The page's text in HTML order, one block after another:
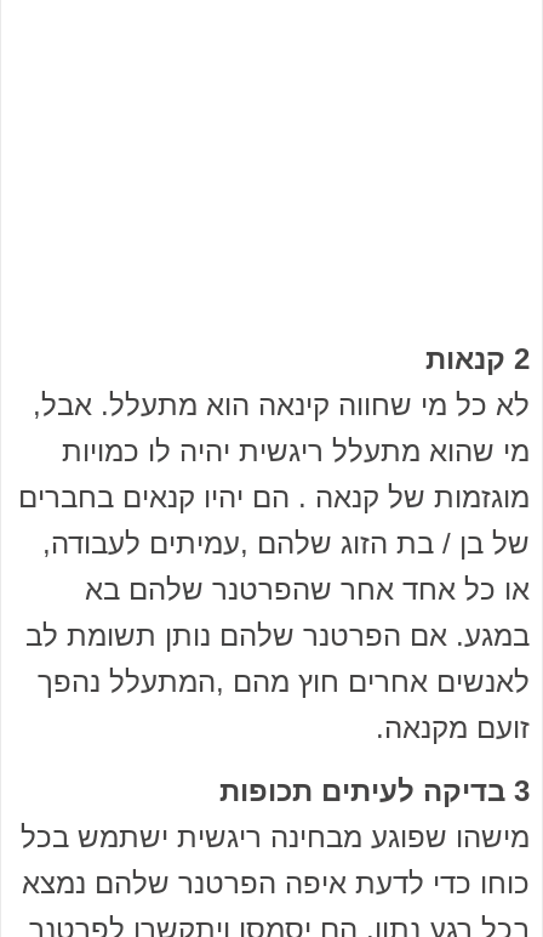
2 קנאות
לא כל מי שחווה קינאה הוא מתעלל. אבל,
מי שהוא מתעלל ריגשית יהיה לו כמויות
מוגזמות של קנאה . הם יהיו קנאים בחברים
של בן / בת הזוג שלהם ,עמיתים לעבודה,
או כל אחד אחר שהפרטנר שלהם בא
במגע. אם הפרטנר שלהם נותן תשומת לב
לאנשים אחרים חוץ מהם ,המתעלל נהפך
זועם מקנאה.
3 בדיקה לעיתים תכופות
מישהו שפוגע מבחינה ריגשית ישתמש בכל
כוחו כדי לדעת איפה הפרטנר שלהם נמצא
בכל רגע נתון. הם יסמסו ויתקשרו לפרטנר